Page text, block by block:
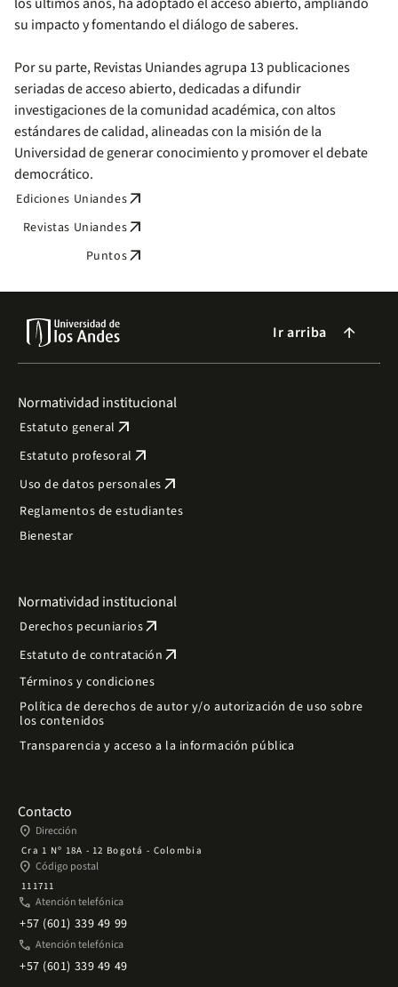
su impacto y fomentando el diálogo de saberes.
Por su parte, Revistas Uniandes agrupa 13 publicaciones
seriadas de acceso abierto, dedicadas a difundir
investigaciones de la comunidad académica, con altos
estándares de calidad, alineadas con la misión de la
Universidad de generar conocimiento y promover el debate
democrático.
Ediciones Uniandesarrow_outward
Revistas Uniandesarrow_outward
Puntosarrow_outward
Ir arriba arrow_forward
Normatividad institucional
Estatuto general arrow_outward
Estatuto profesoral arrow_outward
Uso de datos personales arrow_outward
Reglamentos de estudiantes
Bienestar
Normatividad institucional
Derechos pecuniariosarrow_outward
Estatuto de contratación arrow_outward
Términos y condiciones
Política de derechos de autor y/o autorización de uso sobre
los contenidos
Transparencia y acceso a la información pública
Contacto
place Dirección
Cra 1 Nº 18A - 12 Bogotá - Colombia
place Código postal
111711
phone Atención telefónica
+57 (601) 339 49 99
phone Atención telefónica
+57 (601) 339 49 49